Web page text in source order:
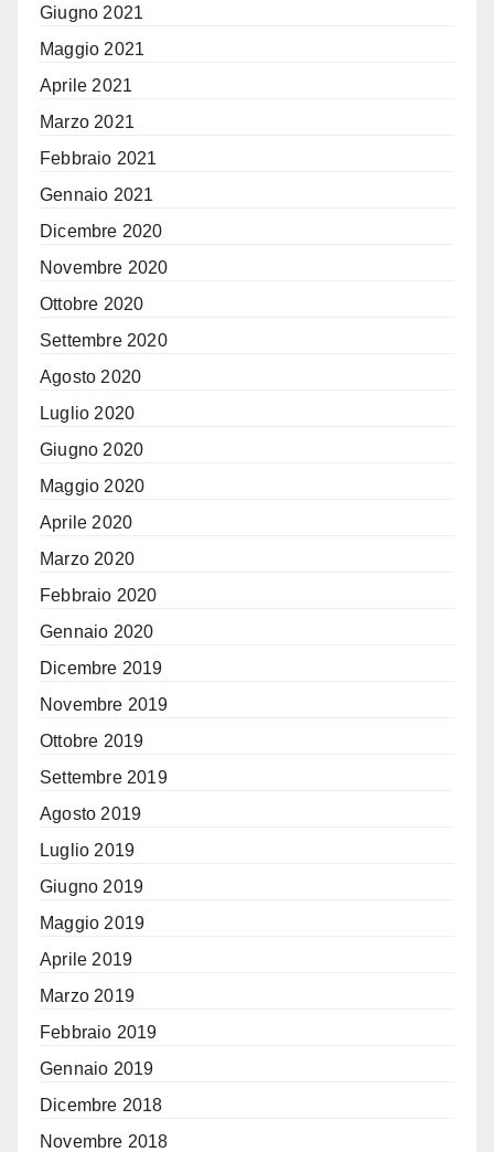
Giugno 2021
Maggio 2021
Aprile 2021
Marzo 2021
Febbraio 2021
Gennaio 2021
Dicembre 2020
Novembre 2020
Ottobre 2020
Settembre 2020
Agosto 2020
Luglio 2020
Giugno 2020
Maggio 2020
Aprile 2020
Marzo 2020
Febbraio 2020
Gennaio 2020
Dicembre 2019
Novembre 2019
Ottobre 2019
Settembre 2019
Agosto 2019
Luglio 2019
Giugno 2019
Maggio 2019
Aprile 2019
Marzo 2019
Febbraio 2019
Gennaio 2019
Dicembre 2018
Novembre 2018